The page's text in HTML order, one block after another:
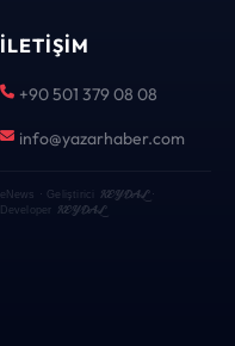
İLETIŞIM
+90 501 379 08 08
info@yazarhaber.com
eNews · Geliştirici KEYDAL·
Developer
KEYDAL